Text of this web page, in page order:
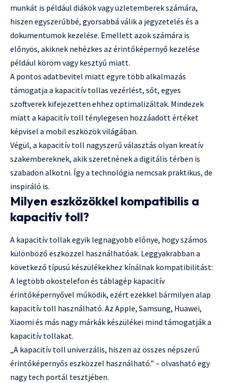
munkát is például diákok vagy üzletemberek számára,
hiszen egyszerűbbé, gyorsabbá válik a jegyzetelés és a
dokumentumok kezelése. Emellett azok számára is
előnyös, akiknek nehézkes az érintőképernyő kezelése
például köröm vagy kesztyű miatt.
A pontos adatbevitel miatt egyre több alkalmazás
támogatja a kapacitív tollas vezérlést, sőt, egyes
szoftverek kifejezetten ehhez optimalizáltak. Mindezek
miatt a kapacitív toll ténylegesen hozzáadott értéket
képvisel a mobil eszközök világában.
Végül, a kapacitív toll nagyszerű választás olyan kreatív
szakembereknek, akik szeretnének a digitális térben is
szabadon alkotni. Így a technológia nemcsak praktikus, de
inspiráló is.
Milyen eszközökkel kompatibilis a
kapacitív toll?
A kapacitív tollak egyik legnagyobb előnye, hogy számos
különböző eszközzel használhatóak. Leggyakrabban a
következő típusú készülékekhez kínálnak kompatibilitást:
A legtöbb okostelefon és táblagép kapacitív
érintőképernyővel működik, ezért ezekkel bármilyen alap
kapacitív toll használható. Az Apple, Samsung, Huawei,
Xiaomi és más nagy márkák készülékei mind támogatják a
kapacitív tollakat.
„A kapacitív toll univerzális, hiszen az összes népszerű
érintőképernyős eszközzel használható.” – olvasható egy
nagy tech portál tesztjében.